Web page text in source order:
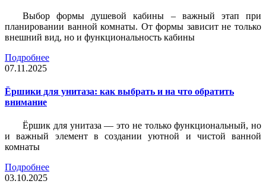
Выбор формы душевой кабины – важный этап при
планировании ванной комнаты. От формы зависит не только
внешний вид, но и функциональность кабины
Подробнее
07.11.2025
Ёршики для унитаза: как выбрать и на что обратить
внимание
Ёршик для унитаза — это не только функциональный, но
и важный элемент в создании уютной и чистой ванной
комнаты
Подробнее
03.10.2025